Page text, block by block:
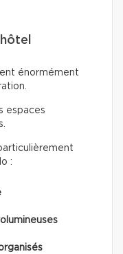
énormément
espaces
: